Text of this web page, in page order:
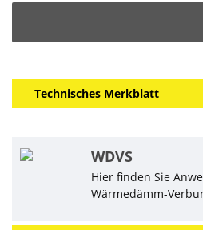
content
Technisches Merkblatt
WDVS
Hier finden Sie
Wärmedämm-